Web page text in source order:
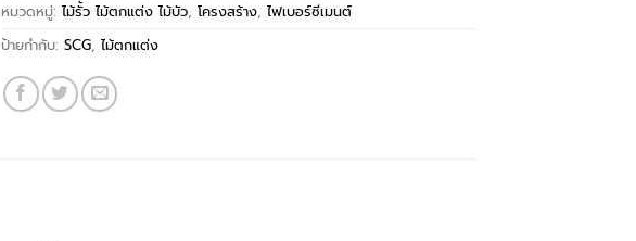
หมวดหมู่:ไม้รั้ว ไม้ตกแต่ง ไม้บัว,โครงสร้าง,ไฟเบอร์ซีเมนต์
ป้ายกำกับ:SCG,ไม้ตกแต่ง